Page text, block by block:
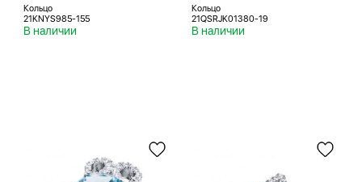
Кольцо
21KNYS985-155
В наличии
Кольцо
21QSRJK01380-19
В наличии